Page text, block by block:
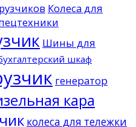
Колеса для
Шины для
шкаф
генератор
кара
колеса для тележки